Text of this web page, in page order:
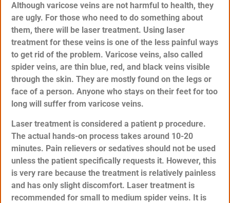
Although varicose veins are not harmful to health, they
are ugly. For those who need to do something about
them, there will be laser treatment. Using laser
treatment for these veins is one of the less painful ways
to get rid of the problem. Varicose veins, also called
spider veins, are thin blue, red, and black veins visible
through the skin. They are mostly found on the legs or
face of a person. Anyone who stays on their feet for too
long will suffer from varicose veins.
Laser treatment is considered a patient p procedure.
The actual hands-on process takes around 10-20
minutes. Pain relievers or sedatives should not be used
unless the patient specifically requests it. However, this
is very rare because the treatment is relatively painless
and has only slight discomfort. Laser treatment is
recommended for small to medium spider veins. It is